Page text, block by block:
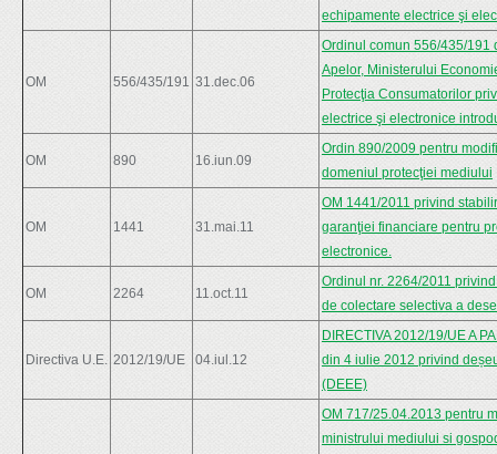
echipamente electrice şi
OM 556/435/191 31.dec.06
Ordinul comun 556/435/
Apelor, Ministerului
Protecţia Consumatorilor
electrice şi electronice
OM 890 16.iun.09
Ordin 890/2009 pentru
domeniul protecţiei mediului
OM 1441 31.mai.11
OM 1441/2011 privind
garanţiei financiare pentru
electronice.
OM 2264 11.oct.11
Ordinul nr. 2264/2011
de colectare selectiva a
Directiva U.E. 2012/19/UE 04.iul.12
DIRECTIVA 2012/19/UE A
din 4 iulie 2012 privind
(DEEE)
OM 717/25.04.2013 pentru
ministrului mediului si